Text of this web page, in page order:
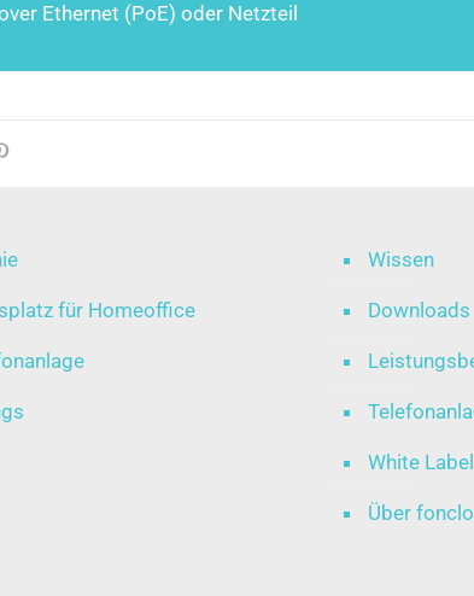
Ethernet (PoE) oder Netzteil
für Homeoffice
Wissen
Downloads
White
Über